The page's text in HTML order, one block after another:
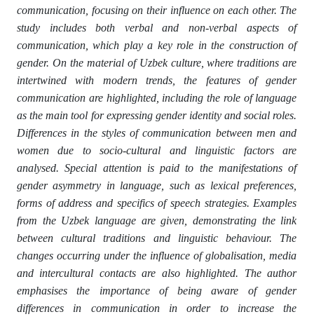
communication, focusing on their influence on each other. The
study includes both verbal and non-verbal aspects of
communication, which play a key role in the construction of
gender. On the material of Uzbek culture, where traditions are
intertwined with modern trends, the features of gender
communication are highlighted, including the role of language
as the main tool for expressing gender identity and social roles.
Differences in the styles of communication between men and
women due to socio-cultural and linguistic factors are
analysed. Special attention is paid to the manifestations of
gender asymmetry in language, such as lexical preferences,
forms of address and specifics of speech strategies. Examples
from the Uzbek language are given, demonstrating the link
between cultural traditions and linguistic behaviour. The
changes occurring under the influence of globalisation, media
and intercultural contacts are also highlighted. The author
emphasises the importance of being aware of gender
differences in communication in order to increase the